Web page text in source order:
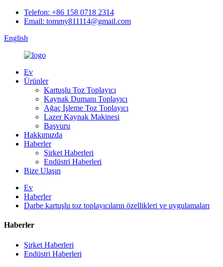
Telefon: +86 158 0718 2314
Email: tommy811114@gmail.com
English
Ev
Ürünler
Kartuşlu Toz Toplayıcı
Kaynak Dumanı Toplayıcı
Ağaç İşleme Toz Toplayıcı
Lazer Kaynak Makinesi
Başvuru
Hakkımızda
Haberler
Şirket Haberleri
Endüstri Haberleri
Bize Ulaşın
Ev
Haberler
Darbe kartuşlu toz toplayıcıların özellikleri ve uygulamaları
Haberler
Şirket Haberleri
Endüstri Haberleri